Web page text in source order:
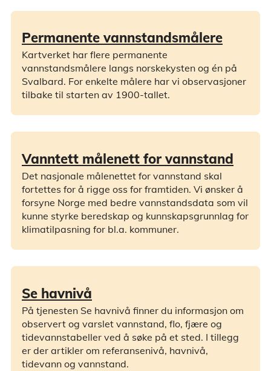
Permanente vannstandsmålere
Kartverket har flere permanente
vannstandsmålere langs norskekysten og én på
Svalbard. For enkelte målere har vi observasjoner
tilbake til starten av 1900-tallet.
Vanntett målenett for vannstand
Det nasjonale målenettet for vannstand skal
fortettes for å rigge oss for framtiden. Vi ønsker å
forsyne Norge med bedre vannstandsdata som vil
kunne styrke beredskap og kunnskapsgrunnlag for
klimatilpasning for bl.a. kommuner.
Se havnivå
På tjenesten Se havnivå finner du informasjon om
observert og varslet vannstand, flo, fjære og
tidevannstabeller ved å søke på et sted. I tillegg
er der artikler om referansenivå, havnivå,
tidevann og vannstand.